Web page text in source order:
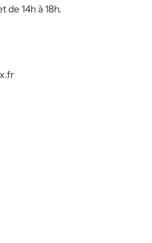
de 14h à 18h.